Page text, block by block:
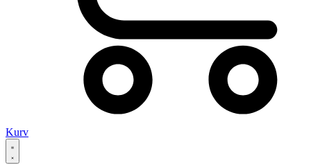
Kurv